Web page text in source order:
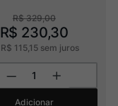
R$ 329,00
R$ 230,30
R$ 115,15 sem juros
Adicionar